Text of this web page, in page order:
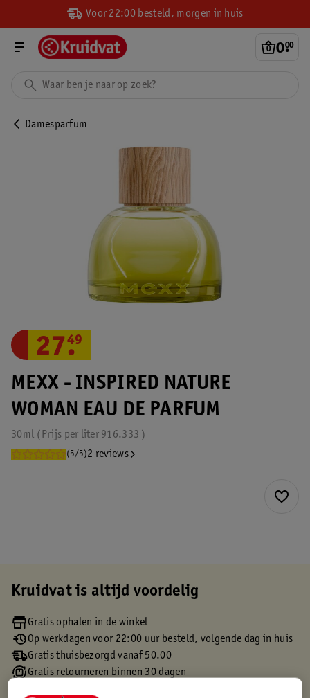
Voor 22:00 besteld, morgen in huis
0.
00
Damesparfum
MEXX - INSPIRED NATURE
WOMAN EAU DE PARFUM
30ml 916.333
Prijs per liter
(5/5)2 reviews
27.
49
Kruidvat is altijd voordelig
Gratis ophalen in de winkel
Op werkdagen voor 22:00 uur besteld, volgende dag in huis
Gratis thuisbezorgd vanaf 50.00
Gratis retourneren binnen 30 dagen